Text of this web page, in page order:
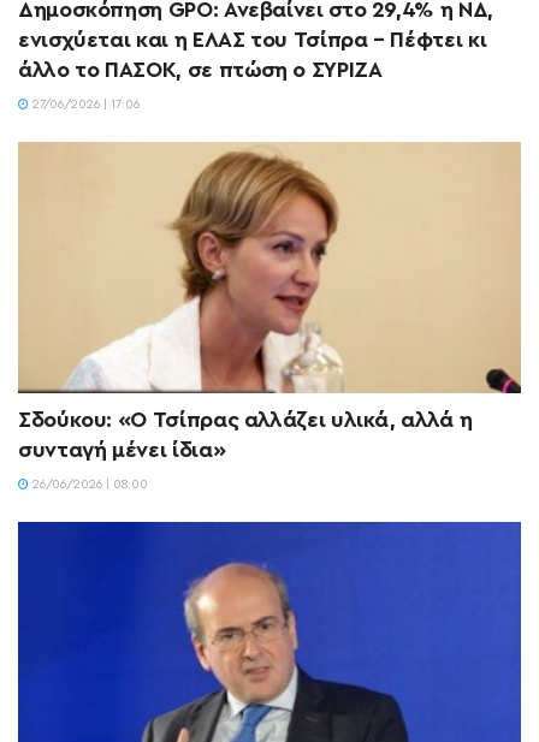
Δημοσκόπηση GPO: Ανεβαίνει στο 29,4% η ΝΔ,
ενισχύεται και η ΕΛΑΣ του Τσίπρα – Πέφτει κι
άλλο το ΠΑΣΟΚ, σε πτώση ο ΣΥΡΙΖΑ
27/06/2026 | 17:06
Σδούκου: «Ο Τσίπρας αλλάζει υλικά, αλλά η
συνταγή μένει ίδια»
26/06/2026 | 08:00